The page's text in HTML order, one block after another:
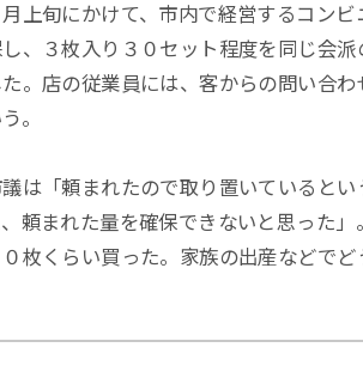
上旬にかけて、市内で経営するコン
し、３枚入り３０セット程度を同じ会
。店の従業員には、客からの問い合
。
は「頼まれたので取り置いていると
頼まれた量を確保できないと思った
枚くらい買った。家族の出産などでど